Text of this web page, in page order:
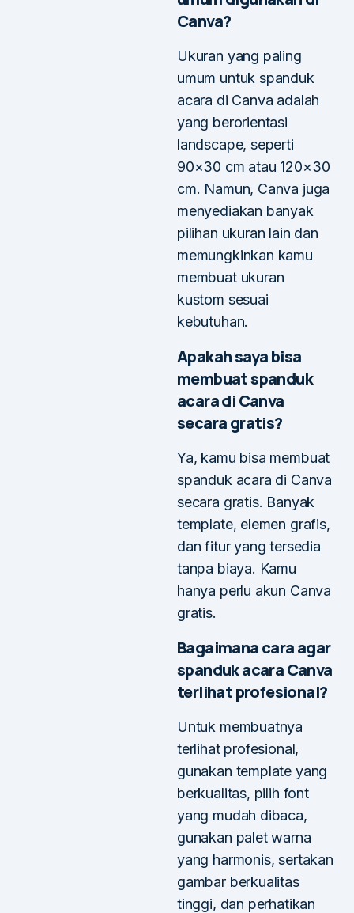
Canva?
Ukuran yang paling
umum untuk spanduk
acara di Canva adalah
yang berorientasi
landscape, seperti
90×30 cm atau 120×30
cm. Namun, Canva juga
menyediakan banyak
pilihan ukuran lain dan
memungkinkan kamu
membuat ukuran
kustom sesuai
kebutuhan.
Apakah saya bisa
membuat spanduk
acara di Canva
secara gratis?
Ya, kamu bisa membuat
spanduk acara di Canva
secara gratis. Banyak
template, elemen grafis,
dan fitur yang tersedia
tanpa biaya. Kamu
hanya perlu akun Canva
gratis.
Bagaimana cara agar
spanduk acara Canva
terlihat profesional?
Untuk membuatnya
terlihat profesional,
gunakan template yang
berkualitas, pilih font
yang mudah dibaca,
gunakan palet warna
yang harmonis, sertakan
gambar berkualitas
tinggi, dan perhatikan